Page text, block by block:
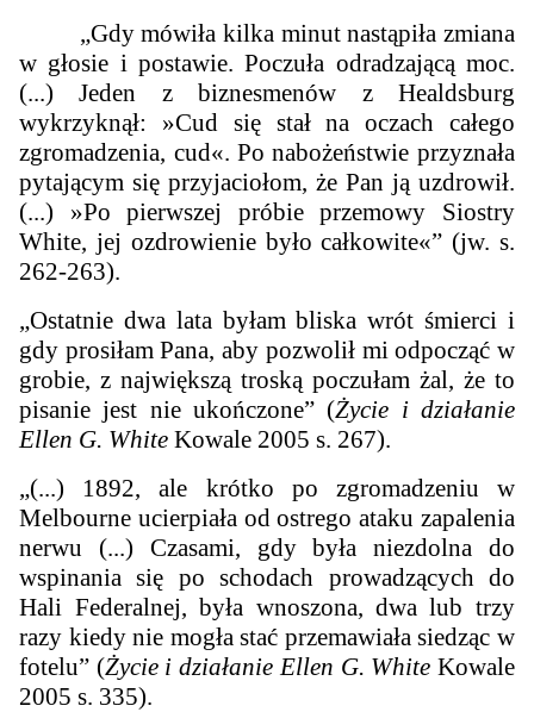
„Gdy mówiła kilka minut nastąpiła zmiana
w głosie i postawie. Poczuła odradzającą moc.
(...) Jeden z biznesmenów z Healdsburg
wykrzyknął: »Cud się stał na oczach całego
zgromadzenia, cud«. Po nabożeństwie przyznała
pytającym się przyjaciołom, że Pan ją uzdrowił.
(...) »Po pierwszej próbie przemowy Siostry
White, jej ozdrowienie było całkowite«” (jw. s.
262-263).
„Ostatnie dwa lata byłam bliska wrót śmierci i
gdy prosiłam Pana, aby pozwolił mi odpocząć w
grobie, z największą troską poczułam żal, że to
pisanie jest nie ukończone” (Życie i działanie
Ellen G. White Kowale 2005 s. 267).
„(...) 1892, ale krótko po zgromadzeniu w
Melbourne ucierpiała od ostrego ataku zapalenia
nerwu (...) Czasami, gdy była niezdolna do
wspinania się po schodach prowadzących do
Hali Federalnej, była wnoszona, dwa lub trzy
razy kiedy nie mogła stać przemawiała siedząc w
fotelu” (Życie i działanie Ellen G. White Kowale
2005 s. 335).